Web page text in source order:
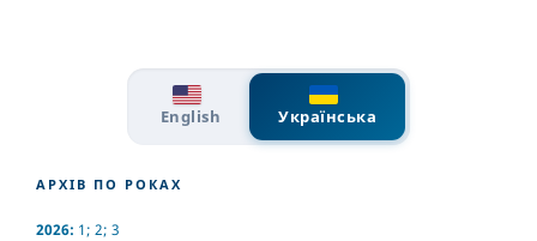
English Українська
АРХІВ ПО РОКАХ
2026: 1; 2; 3